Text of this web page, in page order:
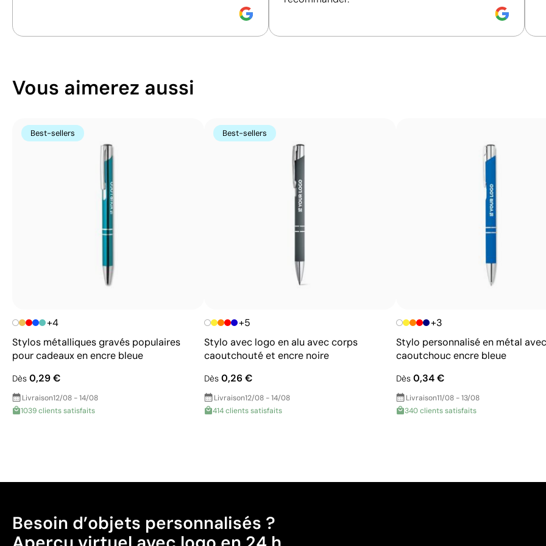
Haute résistance à l’usure et aux lavages
Vous aimerez aussi
Best-sellers
+4
Stylos métalliques gravés populaires
pour cadeaux en encre bleue
Dès 0,29 €
Livraison12/08 - 14/08
1039 clients satisfaits
Best-sellers
+5
Stylo avec logo en alu avec corps
caoutchouté et encre noire
Dès0,26 €
Livraison12/08 - 14/08
414 clients satisfaits
+3
Stylo personnalisé en métal avec
caoutchouc encre bleue
Dès0,34 €
Livraison11/08 - 13/08
340 clients satisfaits
Besoin d’objets personnalisés ?